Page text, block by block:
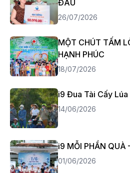
ĐAU
26/07/2026
MỘT CHÚT TẤM
HẠNH PHÚC
18/07/2026
i9 Đua Tài Cấy
14/06/2026
i9 MỖI PHẦN QUÀ
01/06/2026